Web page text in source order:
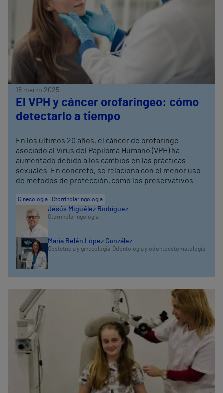
18 marzo 2025
El VPH y cáncer orofaríngeo: cómo
detectarlo a tiempo
En los últimos 20 años, el cáncer de orofaringe
asociado al Virus del Papiloma Humano (VPH) ha
aumentado debido a los cambios en las prácticas
sexuales. En concreto, se relaciona con el menor uso
de métodos de protección, como los preservativos.
Ginecología Otorrinolaringología
Jesús Miguélez Rodríguez
Otorrinolaringología
María Belén López González
Obstetricia y ginecología, Odontología y odontoestomatología